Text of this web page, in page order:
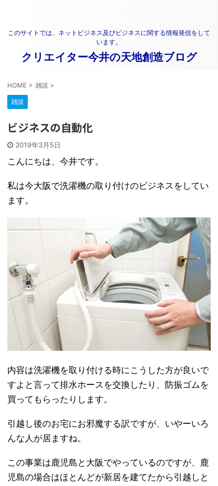
このサイトでは、ネットビジネス及びビジネスに関する情報発信をして
います。
クリエイター今井の天地創造ブログ
HOME > 雑談 >
雑談
ビジネスの自動化
2019年3月5日
こんにちは、今井です。
私は今大阪で洗濯機の取り付けのビジネスをしてい
ます。
内容は洗濯機を取り付ける時にこうした方が良いで
すよと言って排水ホースを交換したり、防振ゴムを
買ってもらったりします。
引越し後のお宅にお邪魔する訳ですが、いやーいろ
んな人が居ますね。
この事業は鹿児島と大阪でやっているのですが、鹿
児島の場合はほとんどが新居を建てたから引越しと